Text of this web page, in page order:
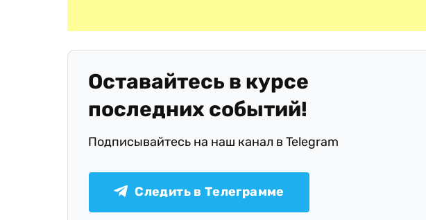
Оставайтесь в курсе
последних событий!
Подписывайтесь на наш канал в Telegram
Следить в Телеграмме